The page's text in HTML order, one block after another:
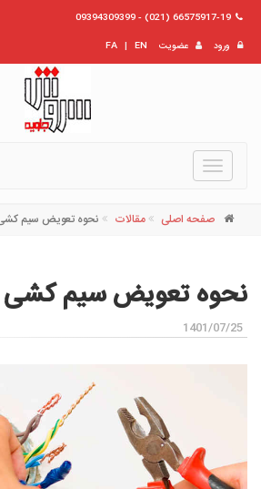
66575917-19 (021) - 09394309399
ورود
عضویت EN
|
FA
Toggle
navigation
صفحه اصلی مقالات نحوه تعویض سیم
نحوه تعویض سیم کشی
1401/07/25